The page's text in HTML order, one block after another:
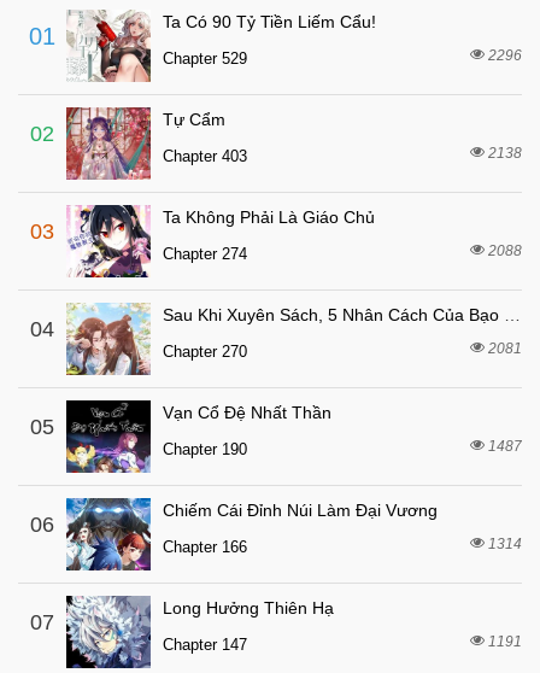
Chapter 327
Chapter 326
Chapter 325
Chapter 324
Chapter 323
Chapter 322
Chapter 321
Chapter 320 5 tháng trước
Chapter 319 5 tháng trước
Chapter 318
Chapter 317 5 tháng trước
Chapter 316
Chapter 315 5 tháng trước
Chapter 314
Chapter 313
Chapter 312 5 tháng trước
Chapter 311
01
Ta Có 90 Tỷ Tiền Liếm Cẩu!
Chapter 529 2296
02
Tự Cẩm
Chapter 403 2138
03
Ta Không Phải Là Giáo Chủ
Chapter 274 2088
04
Chapter 270 2081
05
Vạn Cổ Đệ Nhất Thần
Chapter 190 1487
06
Chiếm Cái Đỉnh Núi Làm Đại Vương
Chapter 166 1314
07
Long Hưởng Thiên Hạ
Chapter 147 1191